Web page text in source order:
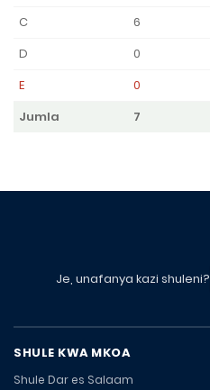
C
6
D
0
E
0
Jumla
7
Je, unafanya kazi shuleni?
SHULE KWA MKOA
Shule Dar es Salaam